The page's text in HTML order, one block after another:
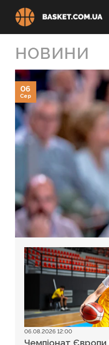
НОВИНИ
06
Сер
06.08.2026 12:00
Чемпіонат Європи